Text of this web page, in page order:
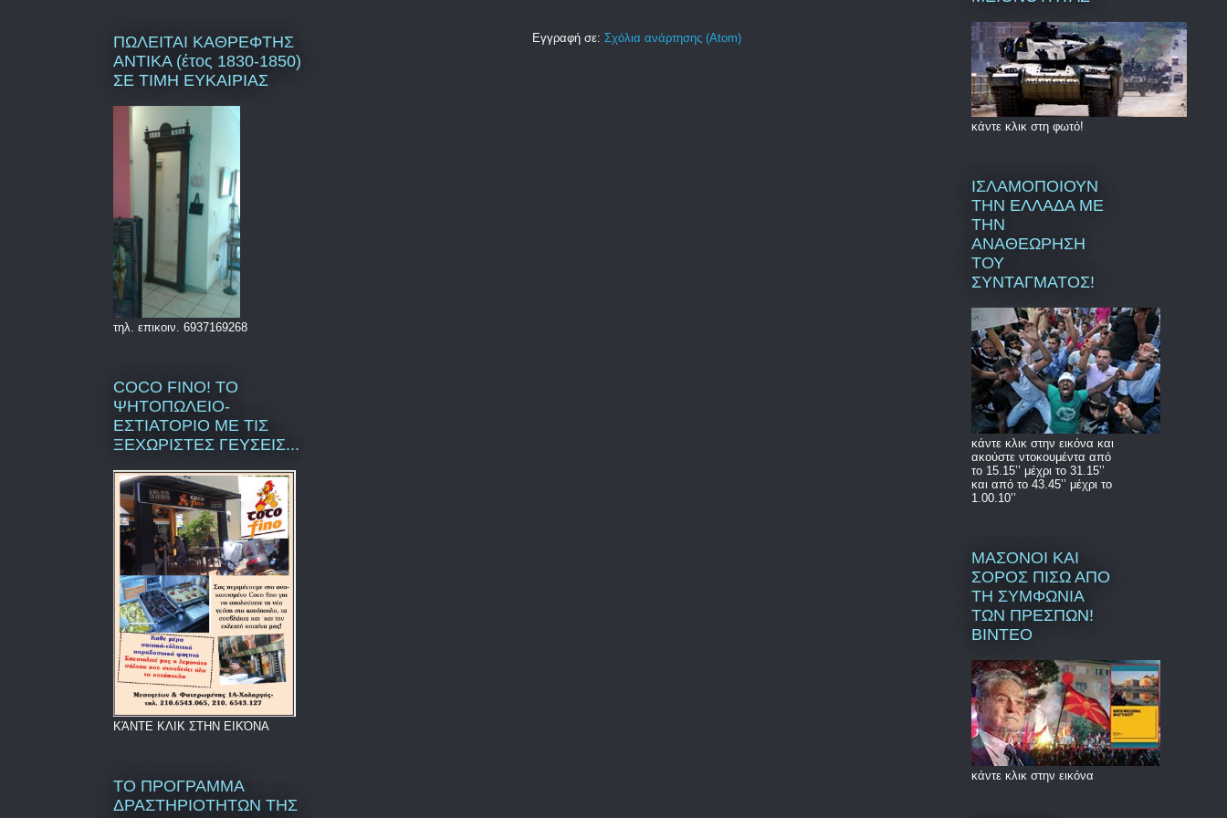
Εγγραφή σε: Σχόλια ανάρτησης (Atom)
ΠΩΛΕΙΤΑΙ ΚΑΘΡΕΦΤΗΣ
ΑΝΤΙΚΑ (έτος 1830-1850)
ΣΕ ΤΙΜΗ ΕΥΚΑΙΡΙΑΣ
τηλ. επικοιν. 6937169268
COCO FINO! ΤΟ
ΨΗΤΟΠΩΛΕΙΟ-
ΕΣΤΙΑΤΟΡΙΟ ΜΕ ΤΙΣ
ΞΕΧΩΡΙΣΤΕΣ ΓΕΥΣΕΙΣ...
ΚΆΝΤΕ ΚΛΙΚ ΣΤΗΝ ΕΙΚΌΝΑ
ΤΟ ΠΡΟΓΡΑΜΜΑ
ΔΡΑΣΤΗΡΙΟΤΗΤΩΝ ΤΗΣ
κάντε κλικ στη φωτό!
ΙΣΛΑΜΟΠΟΙΟΥΝ
ΤΗΝ ΕΛΛΑΔΑ ΜΕ
ΤΗΝ
ΑΝΑΘΕΩΡΗΣΗ
ΤΟΥ
ΣΥΝΤΑΓΜΑΤΟΣ!
κάντε κλικ στην εικόνα και
ακούστε ντοκουμέντα από
το 15.15’’ μέχρι το 31.15’’
και από το 43.45’’ μέχρι το
1.00.10’’
ΜΑΣΟΝΟΙ ΚΑΙ
ΣΟΡΟΣ ΠΙΣΩ ΑΠΟ
ΤΗ ΣΥΜΦΩΝΙΑ
ΤΩΝ ΠΡΕΣΠΩΝ!
ΒΙΝΤΕΟ
κάντε κλικ στην εικόνα